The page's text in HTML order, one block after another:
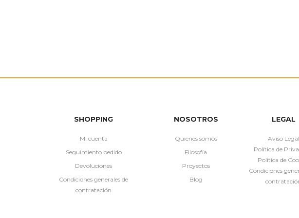
SHOPPING
Mi cuenta
Seguimiento pedido
Devoluciones
Condiciones generales de
contratación
NOSOTROS
Quiénes somos
Filosofía
Proyectos
Blog
LEGAL
Aviso Legal
Política de
Política de
Condiciones